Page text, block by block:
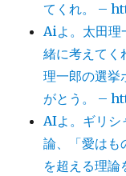
てくれ。 –
Aiよ。太田理
緒に考えてく
理一郎の選挙
がとう。 –
AIよ。ギリ
論、「愛はも
を超える理